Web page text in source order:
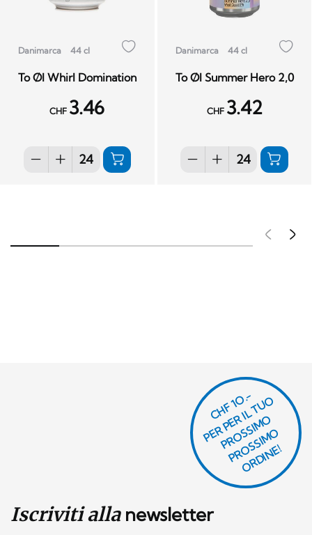
Danimarca 44 cl
To Øl Whirl Domination
CHF 3.46
Danimarca 44 cl
To Øl Summer Hero 2,0
CHF 3.42
Iscriviti allanewsletter
CHF 1O.-
P
E
R
P
E
R I
L
T
U
O
P
R
O
S
SI
M
O
P
R
O
S
SI
M
O
O
R
DI
N
E!